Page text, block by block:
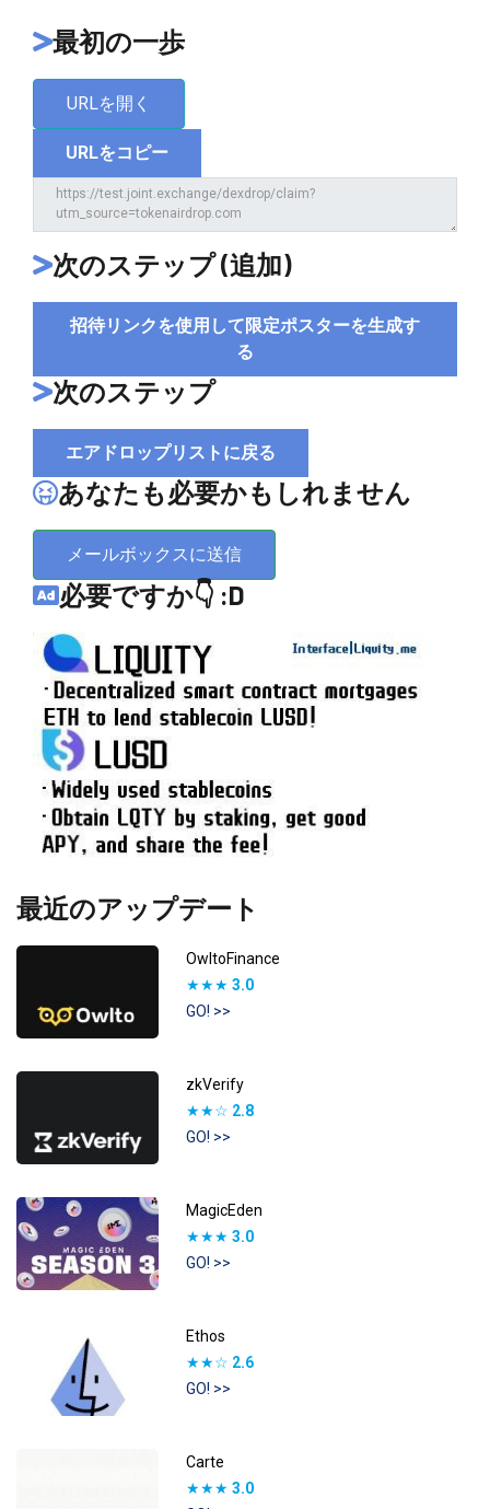
最初の一歩
URLを開く
URLをコピー
次のステップ (追加)
招待リンクを使用して限定ポスターを生成す
る
次のステップ
エアドロップリストに戻る
あなたも必要かもしれません
メールボックスに送信
必要ですか👇 :D
最近のアップデート
OwltoFinance
★★★ 3.0
GO! >>
zkVerify
★★☆ 2.8
GO! >>
MagicEden
★★★ 3.0
GO! >>
Ethos
★★☆ 2.6
GO! >>
Carte
★★★ 3.0